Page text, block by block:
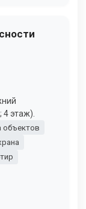
4 этаж).
объектов